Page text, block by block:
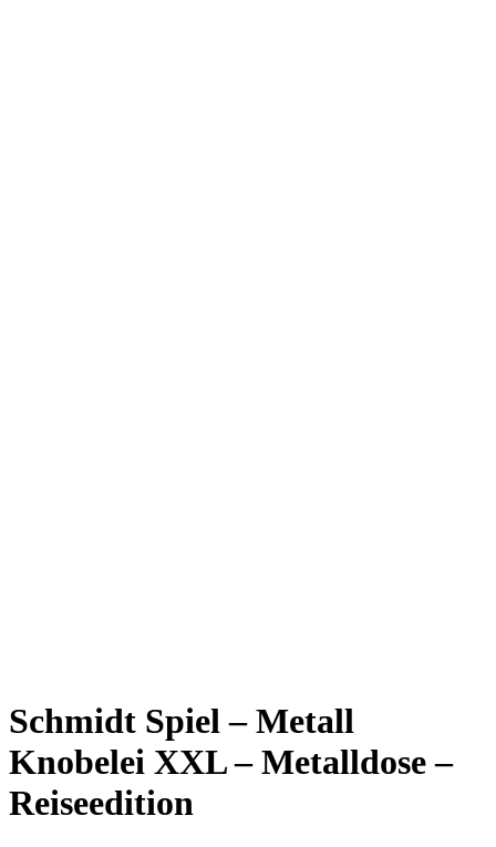
Schmidt Spiel – Metall
Knobelei XXL – Metalldose –
Reiseedition